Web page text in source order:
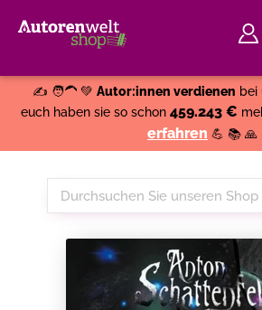
✍️ 🧑‍🦱 💚 Autor:innen verdienen bei
euch haben sie so schon 459.243 €
erfahren 💪 📚 🙏
Durchsuchen
Sie